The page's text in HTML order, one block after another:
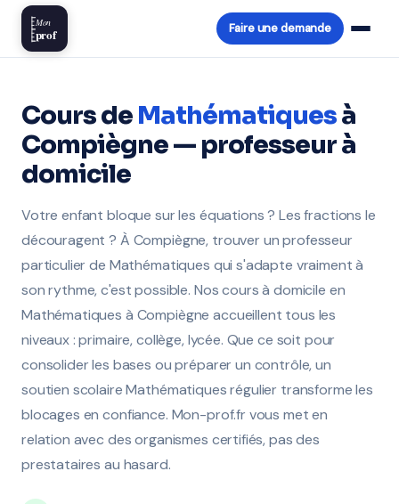
Mon
prof Faire une demande
Cours de Mathématiquesà
Compiègne — professeur à
domicile
Votre enfant bloque sur les équations ? Les fractions le
découragent ? À Compiègne, trouver un professeur
particulier de Mathématiques qui s'adapte vraiment à
son rythme, c'est possible. Nos cours à domicile en
Mathématiques à Compiègne accueillent tous les
niveaux : primaire, collège, lycée. Que ce soit pour
consolider les bases ou préparer un contrôle, un
soutien scolaire Mathématiques régulier transforme les
blocages en confiance. Mon-prof.fr vous met en
relation avec des organismes certifiés, pas des
prestataires au hasard.